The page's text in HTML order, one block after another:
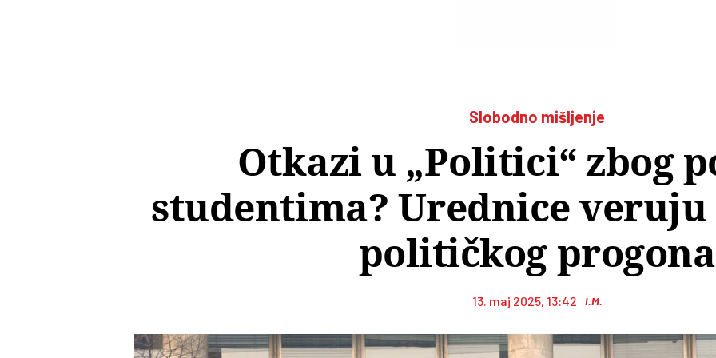
Slobodno mišljenje
Otkazi u „Politici“ zbog
studentima? Urednice veruju
političkog progona
13. maj 2025, 13:42 I.M.